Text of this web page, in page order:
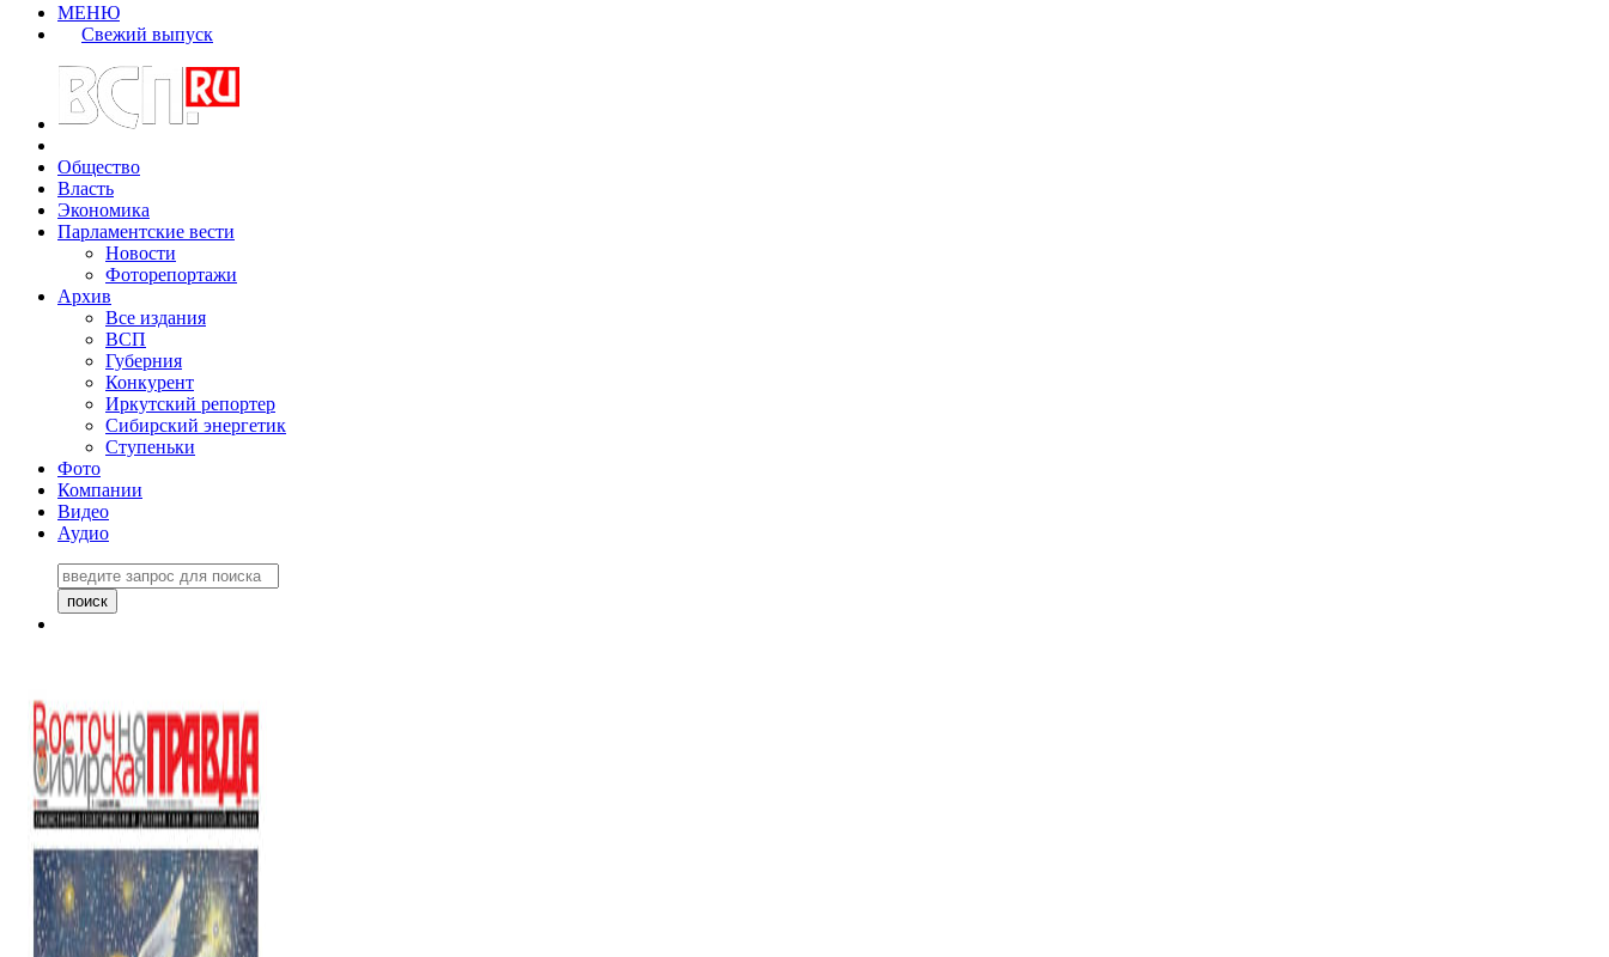
МЕНЮ
Свежий выпуск
Общество
Власть
Экономика
Парламентские вести
Новости
Фоторепортажи
Архив
Все издания
ВСП
Губерния
Конкурент
Иркутский репортер
Сибирский энергетик
Ступеньки
Фото
Компании
Видео
Аудио